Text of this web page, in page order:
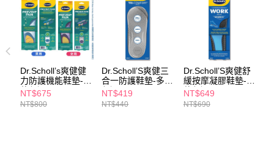
Dr.Scholl’s爽健健
力防護機能鞋墊-多
款任選
NT$675
NT$800
Dr.Scholl’S爽健三
合一防護鞋墊-多款
任選
NT$419
NT$440
Dr.Scholl’S爽健舒
緩按摩凝膠鞋墊-多
款任選
NT$649
NT$690